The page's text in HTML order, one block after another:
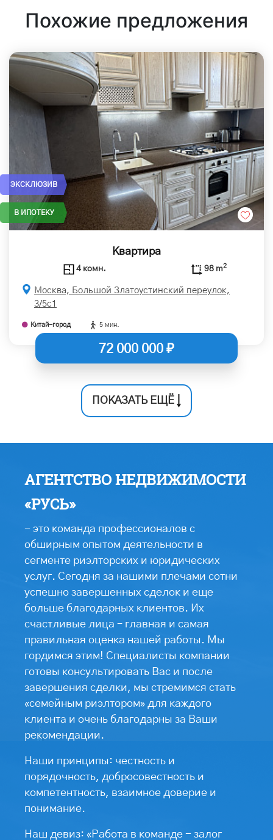
Похожие предложения
ЭКСКЛЮЗИВ
В ИПОТЕКУ
Квартира
4 комн. 98 m2
Москва, Большой Златоустинский переулок,
3/5с1
Китай-город 5 мин.
72 000 000 ₽
ПОКАЗАТЬ ЕЩЁ
АГЕНТСТВО НЕДВИЖИМОСТИ
«РУСЬ»
- это команда профессионалов с
обширным опытом деятельности в
сегменте риэлторских и юридических
услуг. Сегодня за нашими плечами сотни
успешно завершенных сделок и еще
больше благодарных клиентов. Их
счастливые лица – главная и самая
правильная оценка нашей работы. Мы
гордимся этим! Специалисты компании
готовы консультировать Вас и после
завершения сделки, мы стремимся стать
«семейным риэлтором» для каждого
клиента и очень благодарны за Ваши
рекомендации.
Наши принципы: честность и
порядочность, добросовестность и
компетентность, взаимное доверие и
понимание.
Наш девиз: «Работа в команде - залог